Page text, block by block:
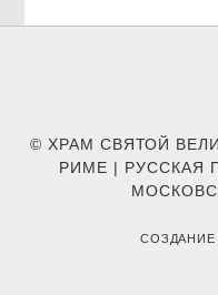
© ХРАМ СВЯТОЙ
РИМЕ | РУССКАЯ